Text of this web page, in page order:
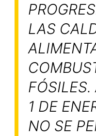
LAS
FÓSILES.
1 DE
NO SE